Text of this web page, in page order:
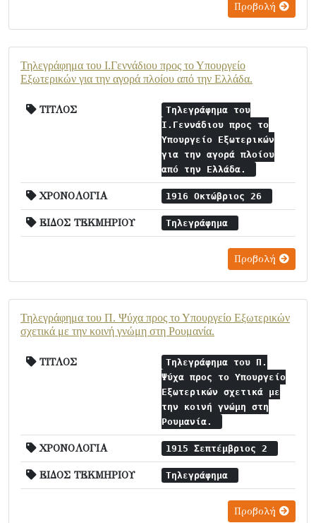
Προβολή
Τηλεγράφημα του Ι.Γεννάδιου προς το Υπουργείο
Εξωτερικών για την αγορά πλοίου από την Ελλάδα.
ΤΙΤΛΟΣ
Τηλεγράφημα του
Ι.Γεννάδιου προς το
Υπουργείο Εξωτερικών
για την αγορά πλοίου
από την Ελλάδα.
ΧΡΟΝΟΛΟΓΙΑ 1916 Οκτώβριος 26
ΕΙΔΟΣ ΤΕΚΜΗΡΙΟΥ Τηλεγράφημα
Προβολή
Τηλεγράφημα του Π. Ψύχα προς το Υπουργείο Εξωτερικών
σχετικά με την κοινή γνώμη στη Ρουμανία.
ΤΙΤΛΟΣ
Τηλεγράφημα του Π.
Ψύχα προς το Υπουργείο
Εξωτερικών σχετικά με
την κοινή γνώμη στη
Ρουμανία.
ΧΡΟΝΟΛΟΓΙΑ 1915 Σεπτέμβριος 2
ΕΙΔΟΣ ΤΕΚΜΗΡΙΟΥ Τηλεγράφημα
Προβολή